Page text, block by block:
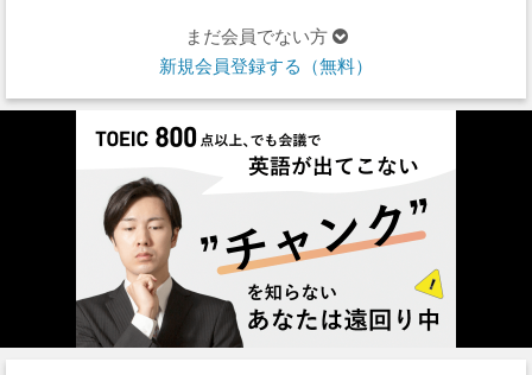
まだ会員でない方
新規会員登録する（無料）